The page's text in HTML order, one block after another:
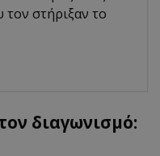
στήριξαν το
διαγωνισμό: